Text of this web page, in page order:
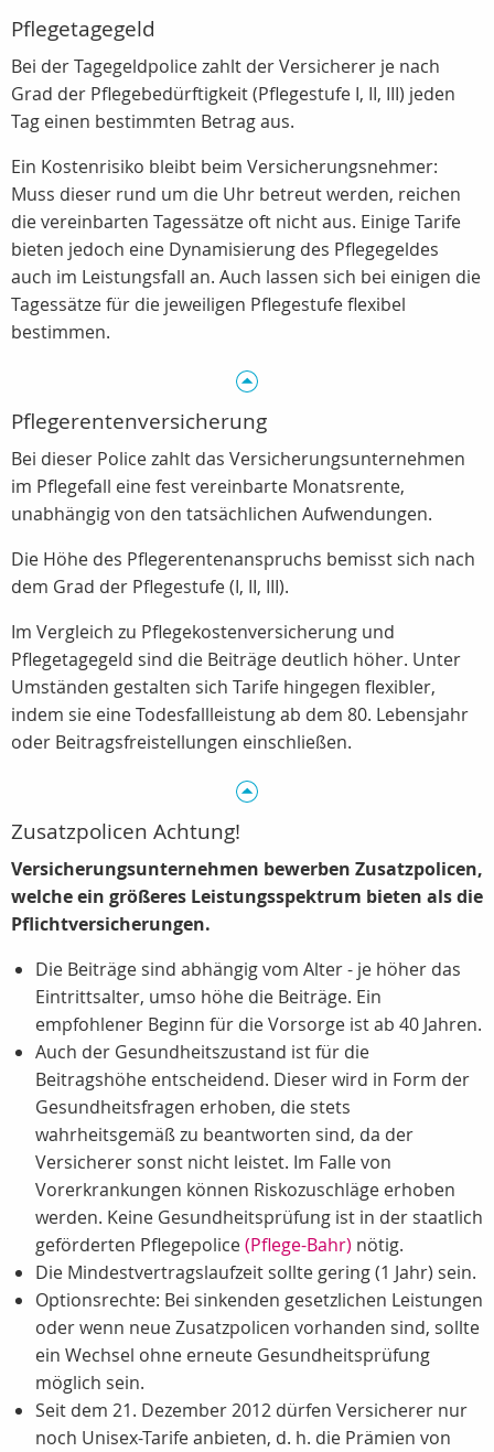
Pflegetagegeld
Bei der Tagegeldpolice zahlt der Versicherer je nach
Grad der Pflegebedürftigkeit (Pflegestufe I, II, III) jeden
Tag einen bestimmten Betrag aus.
Ein Kostenrisiko bleibt beim Versicherungsnehmer:
Muss dieser rund um die Uhr betreut werden, reichen
die vereinbarten Tagessätze oft nicht aus. Einige Tarife
bieten jedoch eine Dynamisierung des Pflegegeldes
auch im Leistungsfall an. Auch lassen sich bei einigen die
Tagessätze für die jeweiligen Pflegestufe flexibel
bestimmen.
Pflegerentenversicherung
Bei dieser Police zahlt das Versicherungsunternehmen
im Pflegefall eine fest vereinbarte Monatsrente,
unabhängig von den tatsächlichen Aufwendungen.
Die Höhe des Pflegerentenanspruchs bemisst sich nach
dem Grad der Pflegestufe (I, II, III).
Im Vergleich zu Pflegekostenversicherung und
Pflegetagegeld sind die Beiträge deutlich höher. Unter
Umständen gestalten sich Tarife hingegen flexibler,
indem sie eine Todesfallleistung ab dem 80. Lebensjahr
oder Beitragsfreistellungen einschließen.
Zusatzpolicen Achtung!
Versicherungsunternehmen bewerben Zusatzpolicen,
welche ein größeres Leistungsspektrum bieten als die
Pflichtversicherungen.
Die Beiträge sind abhängig vom Alter - je höher das
Eintrittsalter, umso höhe die Beiträge. Ein
empfohlener Beginn für die Vorsorge ist ab 40 Jahren.
Auch der Gesundheitszustand ist für die
Beitragshöhe entscheidend. Dieser wird in Form der
Gesundheitsfragen erhoben, die stets
wahrheitsgemäß zu beantworten sind, da der
Versicherer sonst nicht leistet. Im Falle von
Vorerkrankungen können Riskozuschläge erhoben
werden. Keine Gesundheitsprüfung ist in der staatlich
geförderten Pflegepolice(Pflege-Bahr) nötig.
Die Mindestvertragslaufzeit sollte gering (1 Jahr) sein.
Optionsrechte: Bei sinkenden gesetzlichen Leistungen
oder wenn neue Zusatzpolicen vorhanden sind, sollte
ein Wechsel ohne erneute Gesundheitsprüfung
möglich sein.
Seit dem 21. Dezember 2012 dürfen Versicherer nur
noch Unisex-Tarife anbieten, d. h. die Prämien von